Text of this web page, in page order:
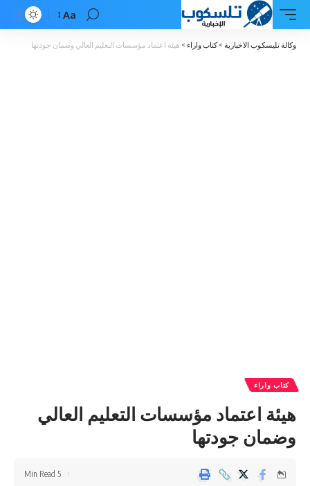
Font
Resizer
Aa
وكالة تليسكوب الاخبارية > كتاب واراء > هيئة اعتماد مؤسسات التعليم العالي وضمان جودتها
كتاب واراء
هيئة اعتماد مؤسسات التعليم العالي
وضمان جودتها
5 Min Read